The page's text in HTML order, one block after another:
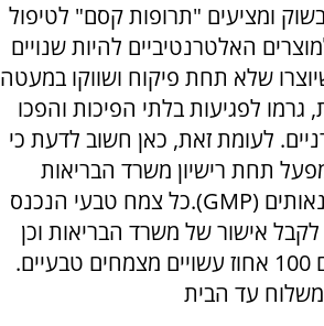
ומציעים "תרופות קסם" לטיפול
האלטרנטיביים להיות שנויים
שלא תחת פיקוח ושווקו במעטה
גרמו לפגיעות בלתי הפיכות והפכו
לעומת זאת, כאן חשוב לדעת כי
תחת רישיון משרד הבריאות
העומד בתנאי ייצור נאותים (GMP).כל צמח טבעי הנכנס
אישור של משרד הבריאות וכן
מדובר במוצרים שהם 100 אחוז עשויים מצמחים טבעיים.
עד הבית